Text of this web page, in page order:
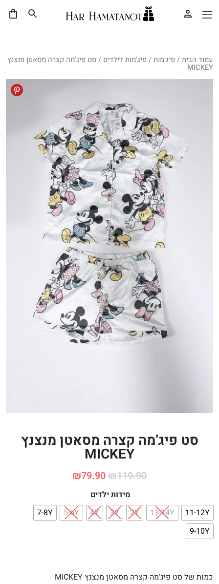
עמוד הבית/ פיג'מות/ פיג'מות לילדים / סט פיג’מה קצרה מסאטן מנצנץ
MICKEY
סט פיג’מה קצרה מסאטן מנצנץ
MICKEY
₪119.90
₪79.90
מידות ילדים
11-12Y
13-14Y
2Y
3Y
4Y
5-6Y
7-8Y
9-10Y
כמות של סט פיג’מה קצרה מסאטן מנצנץ MICKEY